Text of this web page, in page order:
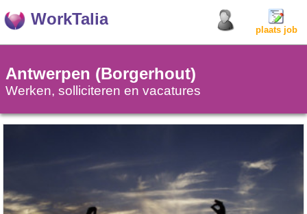
WorkTalia
plaats job
Antwerpen (Borgerhout)
Werken, solliciteren en vacatures